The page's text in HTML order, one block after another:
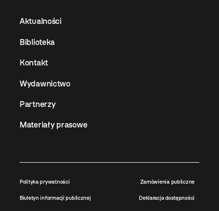
Aktualności
Biblioteka
Kontakt
Wydawnictwo
Partnerzy
Materiały prasowe
Polityka prywatności Zamówienia publiczne
Biuletyn informacji publicznej Deklaracja dostępności